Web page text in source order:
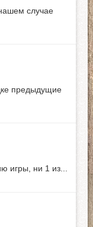
случае
предыдущие
игры, ни 1 из...